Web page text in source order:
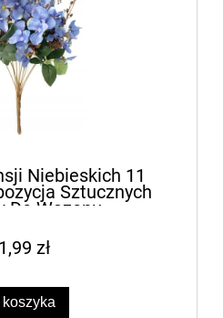
Niebieskich 11
Sztucznych
Do Wazonu
zł